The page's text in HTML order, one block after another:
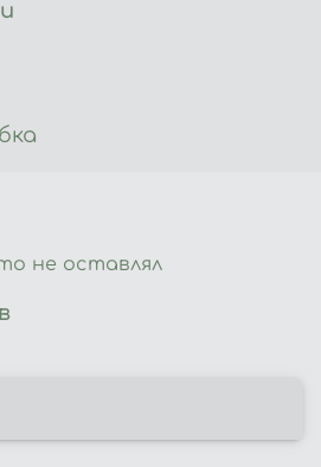
виде
не оставлял